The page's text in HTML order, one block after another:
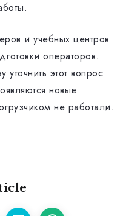
и учебных центров
операторов.
уточнить этот вопрос
новые
не работали.